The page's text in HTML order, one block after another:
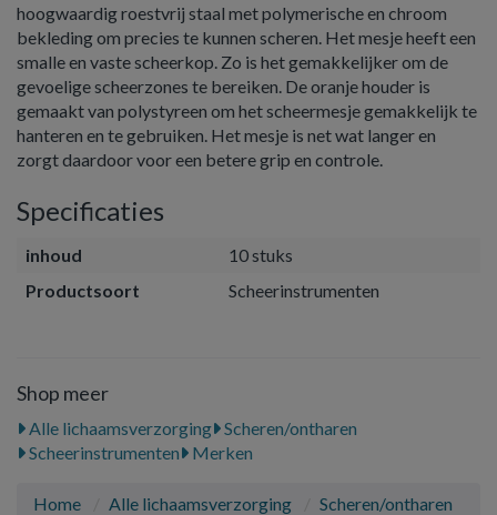
hoogwaardig roestvrij staal met polymerische en chroom
bekleding om precies te kunnen scheren. Het mesje heeft een
smalle en vaste scheerkop. Zo is het gemakkelijker om de
gevoelige scheerzones te bereiken. De oranje houder is
gemaakt van polystyreen om het scheermesje gemakkelijk te
hanteren en te gebruiken. Het mesje is net wat langer en
zorgt daardoor voor een betere grip en controle.
Specificaties
inhoud
10 stuks
Productsoort
Scheerinstrumenten
Shop meer
Alle lichaamsverzorging Scheren/ontharen
Scheerinstrumenten
Merken
Home Alle lichaamsverzorging
Scheren/ontharen